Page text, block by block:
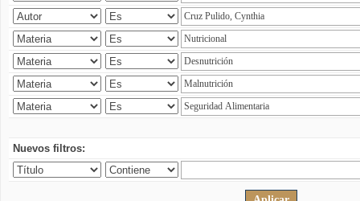
Nuevos filtros: